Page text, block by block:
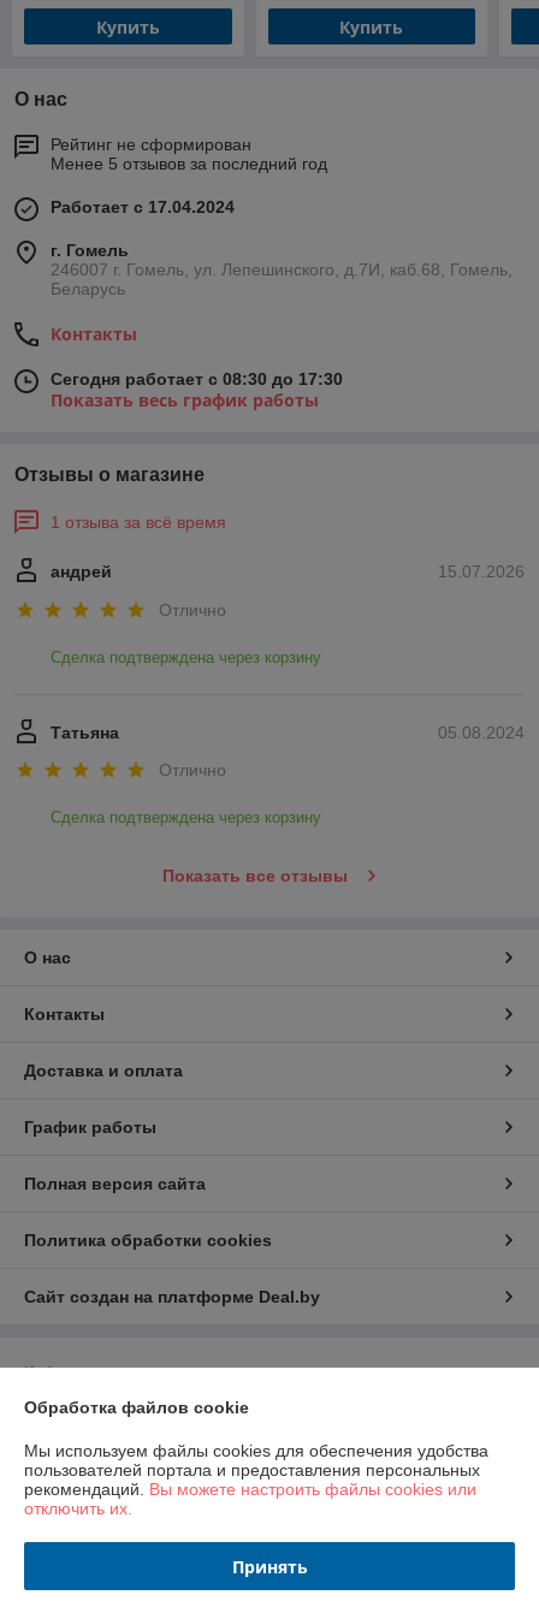
Купить Купить
О нас
Рейтинг не сформирован
Менее 5 отзывов за последний год
Работает с 17.04.2024
г. Гомель
246007 г. Гомель, ул. Лепешинского, д.7И, каб.68, Гомель,
Беларусь
Контакты
Сегодня работает с 08:30 до 17:30
Показать весь график работы
Отзывы о магазине
1 отзыва за всё время
15.07.2026
андрей
Отлично
Сделка подтверждена через корзину
05.08.2024
Татьяна
Отлично
Сделка подтверждена через корзину
Показать все отзывы
О нас
Контакты
Доставка и оплата
График работы
Полная версия сайта
Политика обработки cookies
Сайт создан на платформе Deal.by
Информация для покупателя
Юридическое лицо:ООО "Перспектива развития"
Регистрационный номер ЕГР: 491386756
УНП: 491386756
Регистрационный орган: Гомельский городской исполнительный
Обработка файлов cookie
Мы используем файлы cookies для обеспечения удобства
пользователей портала и предоставления персональных
рекомендаций. Вы можете настроить файлы cookies или
отключить их.
Принять